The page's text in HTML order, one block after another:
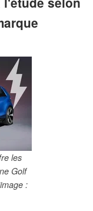
les
Golf
: